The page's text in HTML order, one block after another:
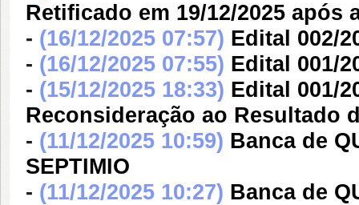
Retificado em 19/12/2025 após
- (16/12/2025 07:57) Edital 002/
- (16/12/2025 07:55) Edital 001/
- (15/12/2025 18:33) Edital 001/
Reconsideração ao Resultado
- (11/12/2025 10:59) Banca de
SEPTIMIO
- (11/12/2025 10:27) Banca de